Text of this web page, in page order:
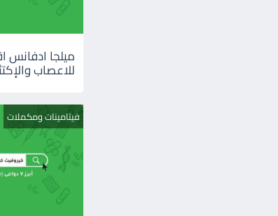
للاعصاب
فيتامينات ومكملات